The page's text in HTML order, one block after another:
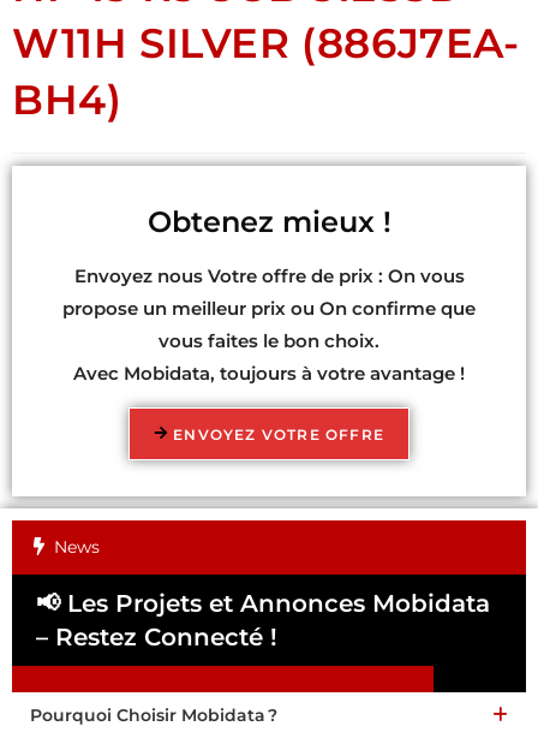
W11H SILVER (886J7EA-
BH4)
Obtenez mieux !
Envoyez nous Votre offre de prix : On vous
propose un meilleur prix ou On confirme que
vous faites le bon choix.
Avec Mobidata, toujours à votre avantage !
ENVOYEZ VOTRE OFFRE
News
📢 Les Projets et Annonces Mobidata
– Restez Connecté !
Pourquoi Choisir Mobidata ?